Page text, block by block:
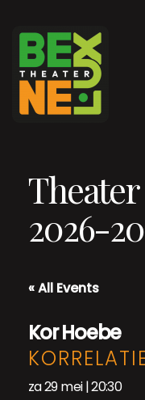
2026-
« All Events
Kor Hoebe
za 29 mei | 20:30